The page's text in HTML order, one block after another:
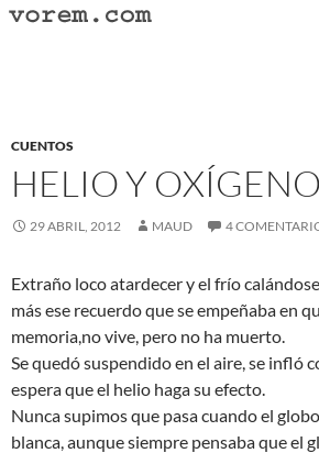
Saltar
CUENTOS
HELIO Y OXÍGENO
29 ABRIL, 2012 MAUD 4
Extraño loco atardecer y el frío
más ese recuerdo que se empeñaba en
memoria,no vive, pero no ha muerto.
Se quedó suspendido en el aire, se infló
espera que el helio haga su efecto.
Nunca supimos que pasa cuando el
blanca, aunque siempre pensaba que el